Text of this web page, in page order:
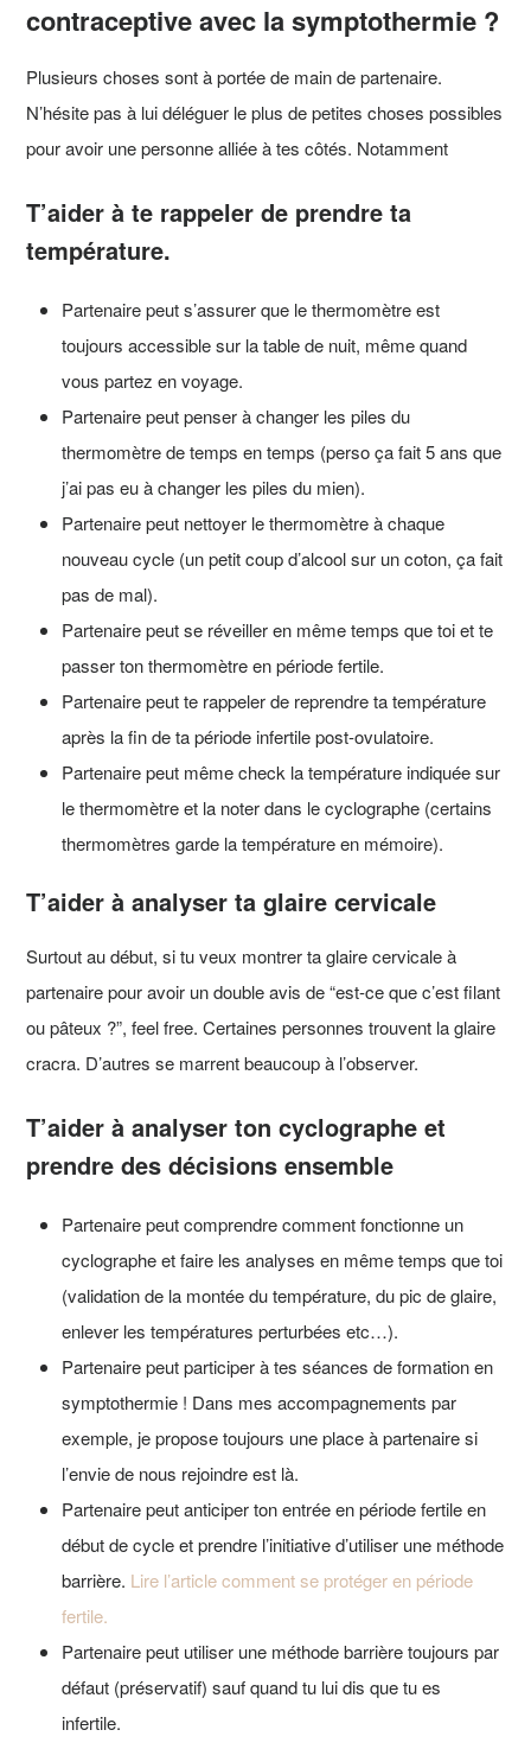
contraceptive avec la symptothermie ?
Plusieurs choses sont à portée de main de partenaire.
N’hésite pas à lui déléguer le plus de petites choses possibles
pour avoir une personne alliée à tes côtés. Notamment
T’aider à te rappeler de prendre ta
température.
Partenaire peut s’assurer que le thermomètre est
toujours accessible sur la table de nuit, même quand
vous partez en voyage.
Partenaire peut penser à changer les piles du
thermomètre de temps en temps (perso ça fait 5 ans que
j’ai pas eu à changer les piles du mien).
Partenaire peut nettoyer le thermomètre à chaque
nouveau cycle (un petit coup d’alcool sur un coton, ça fait
pas de mal).
Partenaire peut se réveiller en même temps que toi et te
passer ton thermomètre en période fertile.
Partenaire peut te rappeler de reprendre ta température
après la fin de ta période infertile post-ovulatoire.
Partenaire peut même check la température indiquée sur
le thermomètre et la noter dans le cyclographe (certains
thermomètres garde la température en mémoire).
T’aider à analyser ta glaire cervicale
Surtout au début, si tu veux montrer ta glaire cervicale à
partenaire pour avoir un double avis de “est-ce que c’est filant
ou pâteux ?”, feel free. Certaines personnes trouvent la glaire
cracra. D’autres se marrent beaucoup à l’observer.
T’aider à analyser ton cyclographe et
prendre des décisions ensemble
Partenaire peut comprendre comment fonctionne un
cyclographe et faire les analyses en même temps que toi
(validation de la montée du température, du pic de glaire,
enlever les températures perturbées etc…).
Partenaire peut participer à tes séances de formation en
symptothermie ! Dans mes accompagnements par
exemple, je propose toujours une place à partenaire si
l’envie de nous rejoindre est là.
Partenaire peut anticiper ton entrée en période fertile en
début de cycle et prendre l’initiative d’utiliser une méthode
barrière. Lire l’article comment se protéger en période
fertile.
Partenaire peut utiliser une méthode barrière toujours par
défaut (préservatif) sauf quand tu lui dis que tu es
infertile.